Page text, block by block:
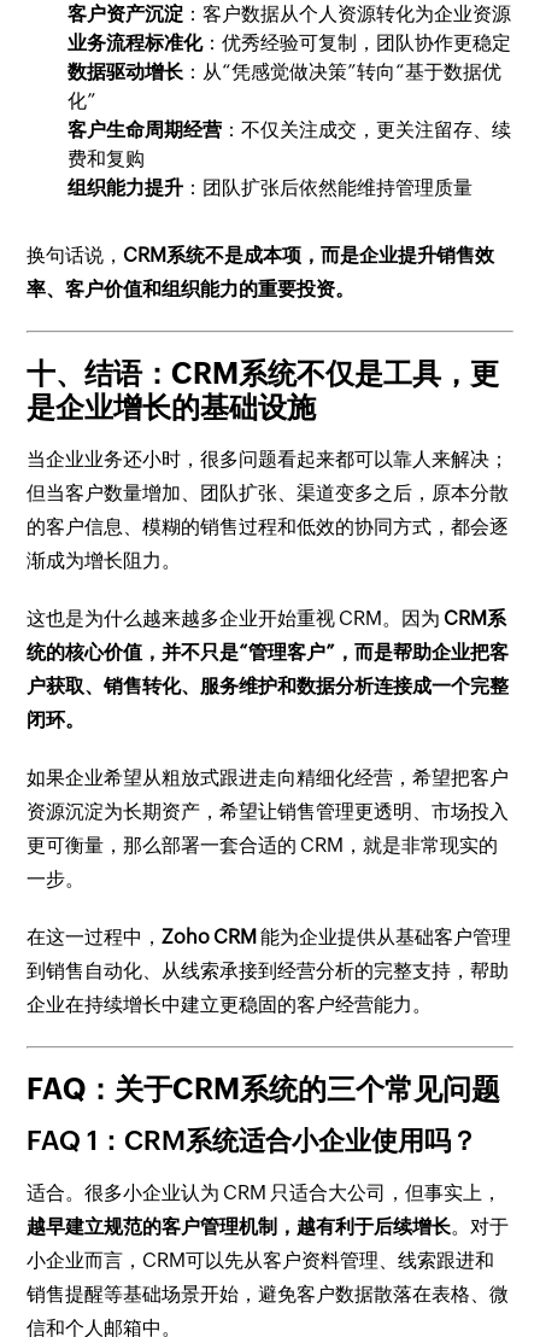
客户资产沉淀 ：客户数据从个人资源转化为企业资源
业务流程标准化：优秀经验可复制，团队协作更稳定
数据驱动增长 ：从“凭感觉做决策”转向“基于数据优
化”
客户生命周期经营 ：不仅关注成交，更关注留存、续
费和复购
组织能力提升 ：团队扩张后依然能维持管理质量
换句话说， CRM系统不是成本项，而是企业提升销售效
率、客户价值和组织能力的重要投资。
十、结语：CRM系统不仅是工具，更
是企业增长的基础设施
当企业业务还小时，很多问题看起来都可以靠人来解决；
但当客户数量增加、团队扩张、渠道变多之后，原本分散
的客户信息、模糊的销售过程和低效的协同方式，都会逐
渐成为增长阻力。
这也是为什么越来越多企业开始重视 CRM。因为 CRM系
统的核心价值，并不只是“管理客户”，而是帮助企业把客
户获取、销售转化、服务维护和数据分析连接成一个完整
闭环。
如果企业希望从粗放式跟进走向精细化经营，希望把客户
资源沉淀为长期资产，希望让销售管理更透明、市场投入
更可衡量，那么部署一套合适的 CRM，就是非常现实的
一步。
在这一过程中，Zoho CRM 能为企业提供从基础客户管理
到销售自动化、从线索承接到经营分析的完整支持，帮助
企业在持续增长中建立更稳固的客户经营能力。
FAQ：关于CRM系统的三个常见问题
FAQ 1：CRM系统适合小企业使用吗？
适合。很多小企业认为 CRM 只适合大公司，但事实上，
越早建立规范的客户管理机制，越有利于后续增长。对于
小企业而言，CRM可以先从客户资料管理、线索跟进和
销售提醒等基础场景开始，避免客户数据散落在表格、微
信和个人邮箱中。